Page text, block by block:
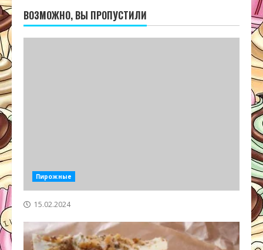
ВОЗМОЖНО, ВЫ ПРОПУСТИЛИ
Пирожные
15.02.2024